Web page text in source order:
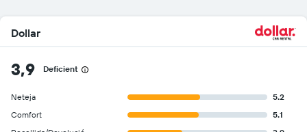
Dollar
3,9 Deficient
Neteja
5.2
Comfort
5.1